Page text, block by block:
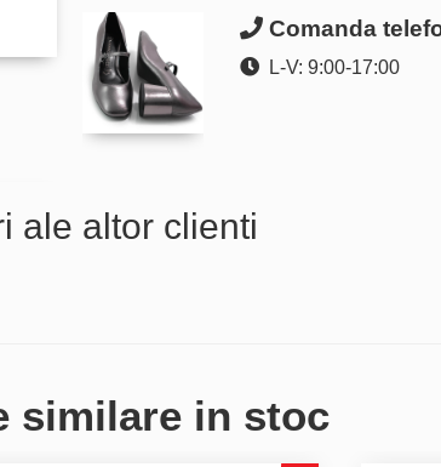
Comanda
L-V: 9:00-17:00
ale altor clienti
similare in stoc